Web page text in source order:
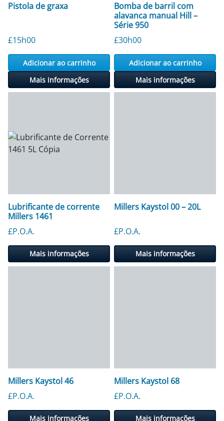
Pistola de graxa
£15h00
Adicionar ao carrinho
Mais informações
Bomba de barril com
alavanca manual Hill –
Série 950
£30h00
Adicionar ao carrinho
Mais informações
Lubrificante de corrente
Millers 1461
£P.O.A.
Mais informações
Millers Kaystol 00 – 20L
£P.O.A.
Mais informações
Millers Kaystol 46
£P.O.A.
Mais informações
Millers Kaystol 68
£P.O.A.
Mais informações